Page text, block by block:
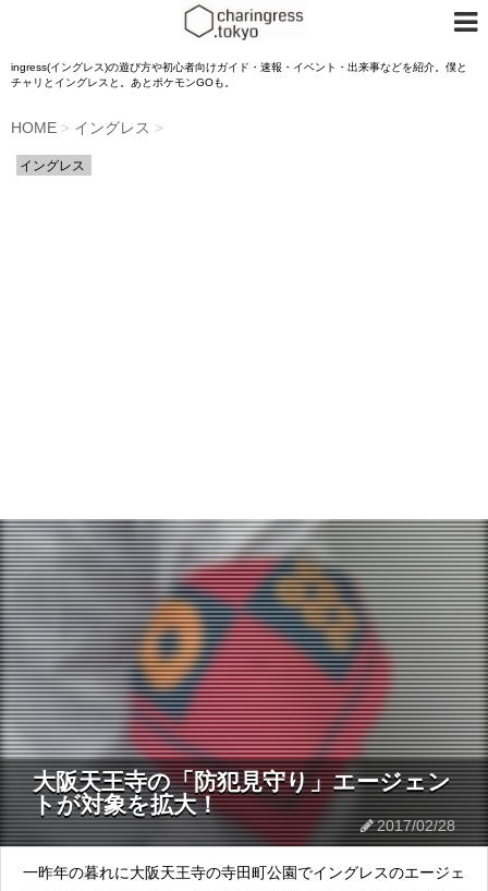
ingress(イングレス)の遊び方や初心者向けガイド・速報・イベント・出来事などを紹介。僕と
チャリとイングレスと。あとポケモンGOも。
HOME > イングレス >
イングレス
大阪天王寺の「防犯見守り」エージェン
トが対象を拡大！
2017/02/28
一昨年の暮れに大阪天王寺の寺田町公園でイングレスのエージェ